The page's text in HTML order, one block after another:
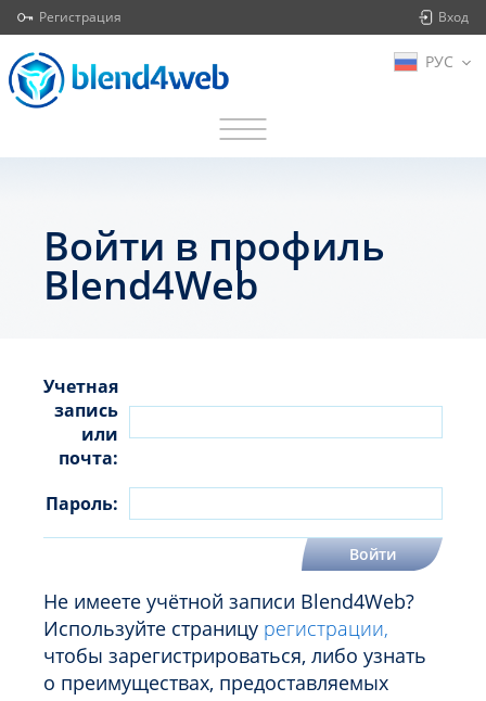
Регистрация Вход
РУС
Войти в профиль
Blend4Web
Учетная
запись
или
почта:
Пароль:
Не имеете учётной записи Blend4Web?
Используйте страницу регистрации,
чтобы зарегистрироваться, либо узнать
о преимуществах, предоставляемых